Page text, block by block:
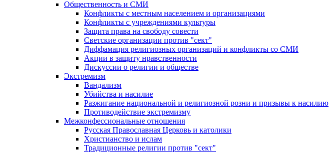
Общественность и СМИ
Конфликты с местным населением и организациями
Конфликты с учреждениями культуры
Защита права на свободу совести
Светские организации против "сект"
Диффамация религиозных организаций и конфликты со СМИ
Акции в защиту нравственности
Дискуссии о религии и обществе
Экстремизм
Вандализм
Убийства и насилие
Разжигание национальной и религиозной розни и призывы к насилию
Противодействие экстремизму
Межконфессиональные отношения
Русская Православная Церковь и католики
Христианство и ислам
Традиционные религии против "сект"